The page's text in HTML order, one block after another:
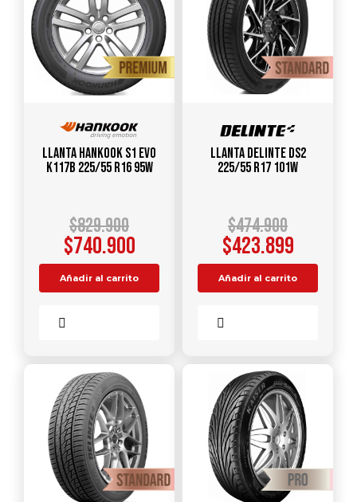
Llanta HANKOOK S1 Evo
K117B 225/55 R16 95W
$829.900
$740.900
Añadir al carrito
Llanta DELINTE DS2
225/55 R17 101W
$474.900
$423.899
Añadir al carrito